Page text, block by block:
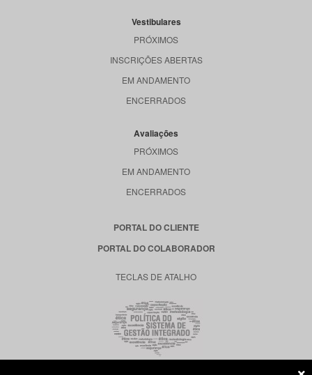
Vestibulares
PRÓXIMOS
INSCRIÇÕES ABERTAS
EM ANDAMENTO
ENCERRADOS
Avaliações
PRÓXIMOS
EM ANDAMENTO
ENCERRADOS
PORTAL DO CLIENTE
PORTAL DO COLABORADOR
TECLAS DE ATALHO